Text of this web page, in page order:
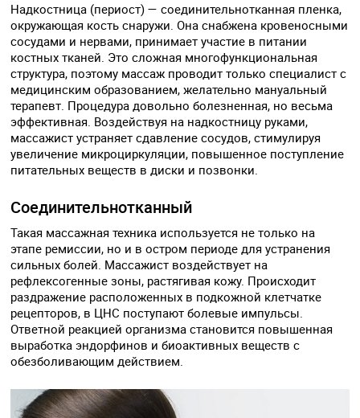
Надкостница (периост) — соединительнотканная пленка,
окружающая кость снаружи. Она снабжена кровеносными
сосудами и нервами, принимает участие в питании
костных тканей. Это сложная многофункциональная
структура, поэтому массаж проводит только специалист с
медицинским образованием, желательно мануальный
терапевт. Процедура довольно болезненная, но весьма
эффективная. Воздействуя на надкостницу руками,
массажист устраняет сдавление сосудов, стимулируя
увеличение микроциркуляции, повышенное поступление
питательных веществ в диски и позвонки.
Соединительнотканный
Такая массажная техника используется не только на
этапе ремиссии, но и в остром периоде для устранения
сильных болей. Массажист воздействует на
рефлексогенные зоны, растягивая кожу. Происходит
раздражение расположенных в подкожной клетчатке
рецепторов, в ЦНС поступают болевые импульсы.
Ответной реакцией организма становится повышенная
выработка эндорфинов и биоактивных веществ с
обезболивающим действием.